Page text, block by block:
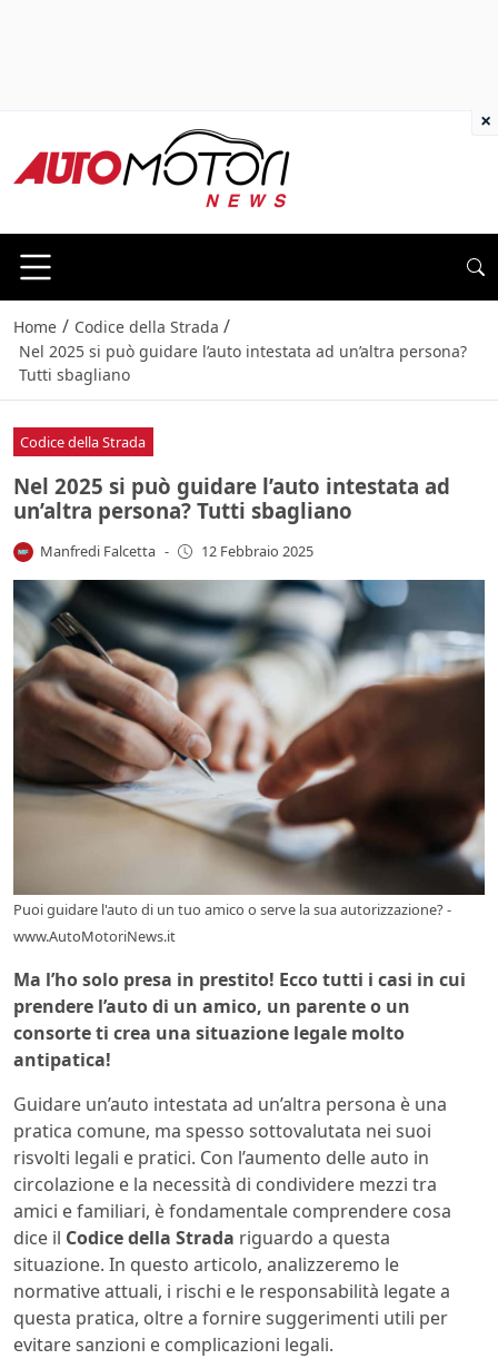
Home / Codice della Strada /
Nel 2025 si può guidare l’auto intestata ad un’altra persona?
Tutti sbagliano
Codice della Strada
Nel 2025 si può guidare l’auto intestata ad
un’altra persona? Tutti sbagliano
Manfredi Falcetta - 12 Febbraio 2025
Puoi guidare l'auto di un tuo amico o serve la sua autorizzazione? -
www.AutoMotoriNews.it
Ma l’ho solo presa in prestito! Ecco tutti i casi in cui
prendere l’auto di un amico, un parente o un
consorte ti crea una situazione legale molto
antipatica!
Guidare un’auto intestata ad un’altra persona è una
pratica comune, ma spesso sottovalutata nei suoi
risvolti legali e pratici. Con l’aumento delle auto in
circolazione e la necessità di condividere mezzi tra
amici e familiari, è fondamentale comprendere cosa
dice il Codice della Strada riguardo a questa
situazione. In questo articolo, analizzeremo le
normative attuali, i rischi e le responsabilità legate a
questa pratica, oltre a fornire suggerimenti utili per
evitare sanzioni e complicazioni legali.
×